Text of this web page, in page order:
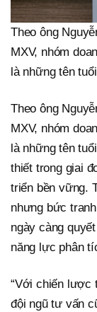
Theo ông
MXV, nhóm
là những tên
Theo ông
MXV, nhóm
là những tên
thiết trong giai
triển bền vững.
nhưng bức
ngày càng
năng lực phân
“Với chiến lược
đội ngũ tư vấn